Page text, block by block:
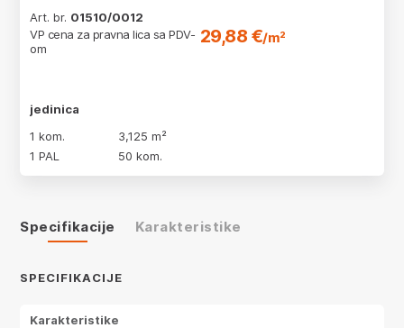
Art. br. 01510/0012
VP cena za pravna lica sa PDV-
om
29,88 €/m²
jedinica
1 kom.
3,125 m²
1 PAL
50 kom.
Specifikacije Karakteristike
SPECIFIKACIJE
Karakteristike